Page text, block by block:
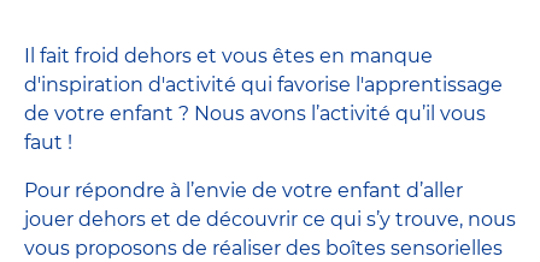
Il fait froid dehors et vous êtes en manque
d'inspiration d'activité qui favorise l'apprentissage
de votre enfant ? Nous avons l’activité qu’il vous
faut !
Pour répondre à l’envie de votre enfant d’aller
jouer dehors et de découvrir ce qui s’y trouve, nous
vous proposons de réaliser des boîtes sensorielles